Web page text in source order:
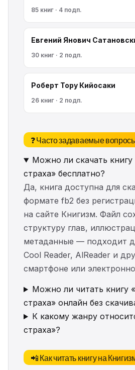
85 книг · 4 подп.
Евгений Янович
30 книг · 2 подп.
Роберт Тору Кийосаки
26 книг · 2 подп.
❓ Часто задаваемые
Можно ли скачать книгу
страха» бесплатно?
Да, книга доступна для
формате fb2 без
на сайте Книгизм. Файл
структуру глав,
метаданные — подходит
Cool Reader, AlReader и
смартфоне или
Можно ли читать книгу
страха» онлайн без
К какому жанру
страха»?
📲 Как читать книгу на